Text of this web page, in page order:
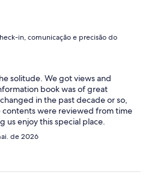
in, comunicação e precisão do
solitude. We got views and
book was of great
in the past decade or so,
were reviewed from time
us enjoy this special place.
de 2026